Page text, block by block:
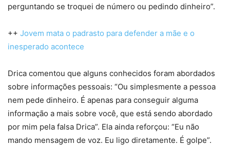
perguntando se troquei de número ou pedindo dinheiro”.
++ Jovem mata o padrasto para defender a mãe e o
inesperado acontece
Drica comentou que alguns conhecidos foram abordados
sobre informações pessoais: “Ou simplesmente a pessoa
nem pede dinheiro. É apenas para conseguir alguma
informação a mais sobre você, que está sendo abordado
por mim pela falsa Drica”. Ela ainda reforçou: “Eu não
mando mensagem de voz. Eu ligo diretamente. É golpe”.